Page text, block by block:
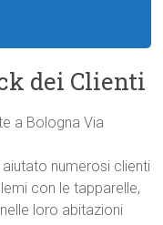
dei Clienti
a Bologna Via
numerosi clienti
con le tapparelle,
loro abitazioni